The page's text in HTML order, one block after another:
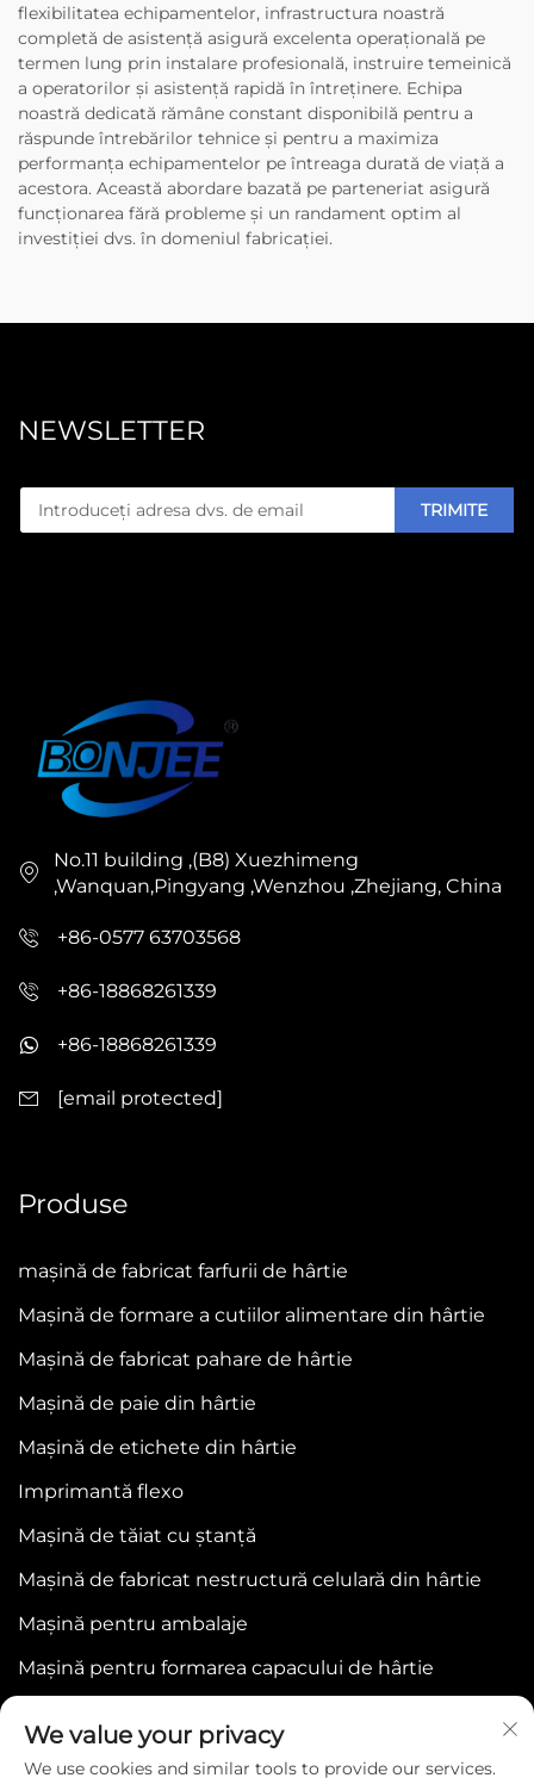
flexibilitatea echipamentelor, infrastructura noastră
completă de asistență asigură excelenta operațională pe
termen lung prin instalare profesională, instruire temeinică
a operatorilor și asistență rapidă în întreținere. Echipa
noastră dedicată rămâne constant disponibilă pentru a
răspunde întrebărilor tehnice și pentru a maximiza
performanța echipamentelor pe întreaga durată de viață a
acestora. Această abordare bazată pe parteneriat asigură
funcționarea fără probleme și un randament optim al
investiției dvs. în domeniul fabricației.
NEWSLETTER
TRIMITE
No.11 building ,(B8) Xuezhimeng
,Wanquan,Pingyang ,Wenzhou ,Zhejiang, China
+86-0577 63703568
+86-18868261339
+86-18868261339
[email protected]
Produse
mașină de fabricat farfurii de hârtie
Mașină de formare a cutiilor alimentare din hârtie
Mașină de fabricat pahare de hârtie
Mașină de paie din hârtie
Mașină de etichete din hârtie
Imprimantă flexo
Mașină de tăiat cu ștanță
Mașină de fabricat nestructură celulară din hârtie
Mașină pentru ambalaje
Mașină pentru formarea capacului de hârtie
We value your privacy
We use cookies and similar tools to provide our services.